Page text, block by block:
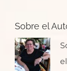
Sobre el